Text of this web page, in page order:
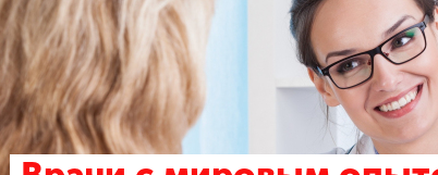
Записаться на прием